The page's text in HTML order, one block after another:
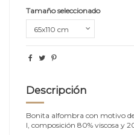
Tamaño seleccionado
Descripción
Bonita alfombra con motivo
I, composición 80% viscosa y